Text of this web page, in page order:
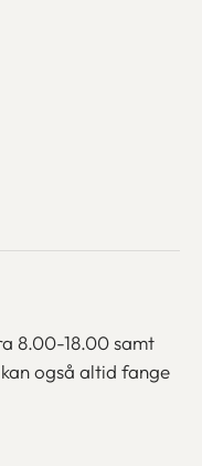
8.00-18.00 samt
også altid fange